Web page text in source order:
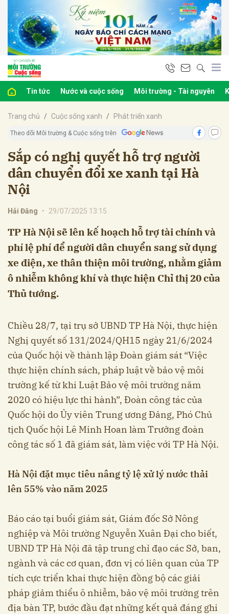
Tin tức Nước và cuộc sống Môi trường - Tài nguyên
Trang chủ Cuộc sống xanh Phát triển xanh
Theo dõi Môi trường & Cuộc sống trên
Sắp có nghị quyết hỗ trợ người
dân chuyển đổi xe xanh tại Hà
Nội
Hải Đăng • 29/07/2025 13:15
TP Hà Nội sẽ lên kế hoạch hỗ trợ tài chính và
phí lệ phí để người dân chuyển sang sử dụng
xe điện, xe thân thiện môi trường, nhằm giảm
ô nhiễm không khí và thực hiện Chỉ thị 20 của
Thủ tướng.
Chiều 28/7, tại trụ sở UBND TP Hà Nội, thực hiện
Nghị quyết số 131/2024/QH15 ngày 21/6/2024
của Quốc hội về thành lập Đoàn giám sát “Việc
thực hiện chính sách, pháp luật về bảo vệ môi
trường kế từ khi Luật Bảo vệ môi trường năm
2020 có hiệu lực thi hành”, Đoàn công tác của
Quốc hội do Ủy viên Trung ương Đảng, Phó Chủ
tịch Quốc hội Lê Minh Hoan làm Trưởng đoàn
công tác số 1 đã giám sát, làm việc với TP Hà Nội.
Hà Nội đặt mục tiêu nâng tỷ lệ xử lý nước thải
lên 55% vào năm 2025
Báo cáo tại buổi giám sát, Giám đốc Sở Nông
nghiệp và Môi trường Nguyễn Xuân Đại cho biết,
UBND TP Hà Nội đã tập trung chỉ đạo các Sở, ban,
ngành và các cơ quan, đơn vị có liên quan của TP
tích cực triển khai thực hiện đồng bộ các giải
pháp giảm thiểu ô nhiễm, bảo vệ môi trường trên
địa bàn TP, bước đầu đạt những kết quả đáng ghi
luận
Hủy